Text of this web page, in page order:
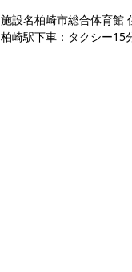
施設名柏崎市総合体育館
柏崎駅下車：タクシー15